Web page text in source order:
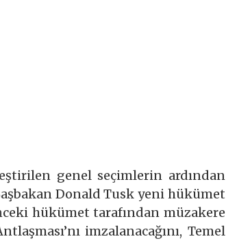
genel seçimlerin ardından
Donald Tusk yeni hükümet
hükümet tarafından müzakere
imzalanacağını, Temel